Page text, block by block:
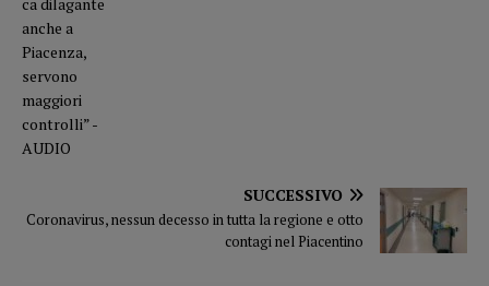
SUCCESSIVO
Coronavirus, nessun decesso in tutta la regione e otto
contagi nel Piacentino